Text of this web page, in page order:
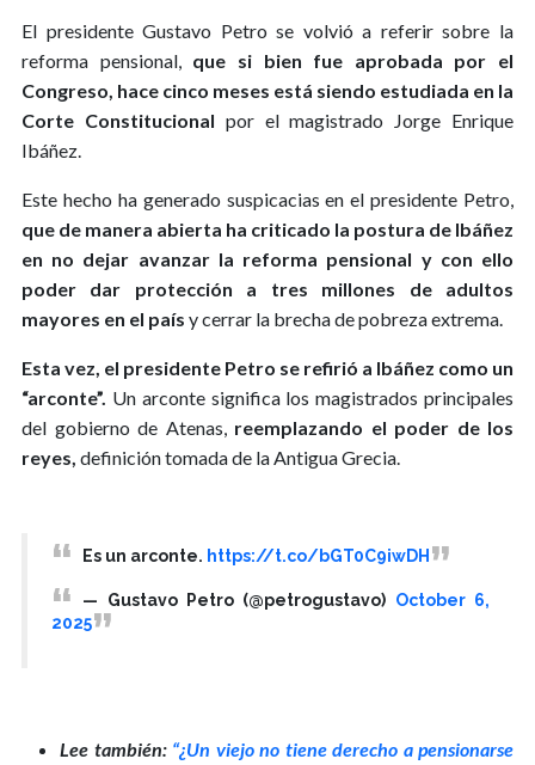
El presidente Gustavo Petro se volvió a referir sobre la
reforma pensional, que si bien fue aprobada por el
Congreso, hace cinco meses está siendo estudiada en la
Corte Constitucional por el magistrado Jorge Enrique
Ibáñez.
Este hecho ha generado suspicacias en el presidente Petro,
que de manera abierta ha criticado la postura de Ibáñez
en no dejar avanzar la reforma pensional y con ello
poder dar protección a tres millones de adultos
mayores en el país y cerrar la brecha de pobreza extrema.
Esta vez, el presidente Petro se refirió a Ibáñez como un
“arconte”. Un arconte significa los magistrados principales
del gobierno de Atenas, reemplazando el poder de los
reyes, definición tomada de la Antigua Grecia.
Es un arconte. https://t.co/bGT0C9iwDH
— Gustavo Petro (@petrogustavo) October 6,
2025
Lee también: “¿Un viejo no tiene derecho a pensionarse